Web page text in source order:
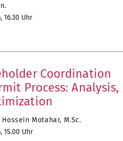
16.30 Uhr
Coordination
Process: Analysis,
Motahar, M.Sc.
15.00 Uhr